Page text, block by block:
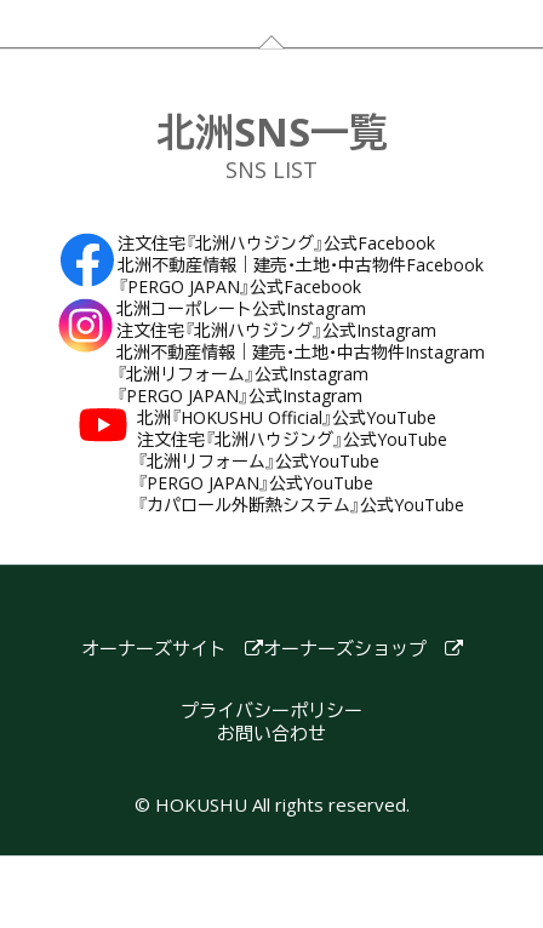
フッター
北洲SNS一覧
SNS LIST
注文住宅『北洲ハウジング』公式Facebook
北洲不動産情報｜建売・土地・中古物件Facebook
『PERGO JAPAN』公式Facebook
北洲コーポレート公式Instagram
注文住宅『北洲ハウジング』公式Instagram
北洲不動産情報｜建売・土地・中古物件Instagram
『北洲リフォーム』公式Instagram
『PERGO JAPAN』公式Instagram
北洲『HOKUSHU Official』公式YouTube
注文住宅『北洲ハウジング』公式YouTube
『北洲リフォーム』公式YouTube
『PERGO JAPAN』公式YouTube
『カパロール外断熱システム』公式YouTube
オーナーズサイト オーナーズショップ
プライバシーポリシー
お問い合わせ
© HOKUSHU All rights reserved.